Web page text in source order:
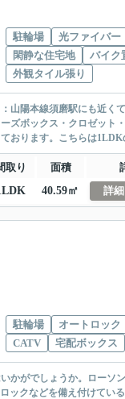
駐輪場 光ファイバー
閑静な住宅地
バイク
外観タイル張り
陽本線須磨駅にも近くて
ズボックス・クロゼット
おります。こちらは1LDK
取り 面積
40.59㎡ 詳
駐輪場
オートロック
CATV
宅配ボックス
かがでしょうか。ローソ
ックなどを備え付けてい